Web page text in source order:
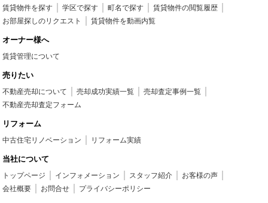
賃貸物件を探す 学区で探す 町名で探す
賃貸物件の閲覧履歴
お部屋探しのリクエスト
賃貸物件を動画内覧
オーナー様へ
賃貸管理について
売りたい
不動産売却について 売却成功実績一覧
売却査定事例一覧
不動産売却査定フォーム
リフォーム
中古住宅リノベーション リフォーム実績
当社について
トップページ インフォメーション スタッフ紹介
お客様の声
会社概要
お問合せ プライバシーポリシー